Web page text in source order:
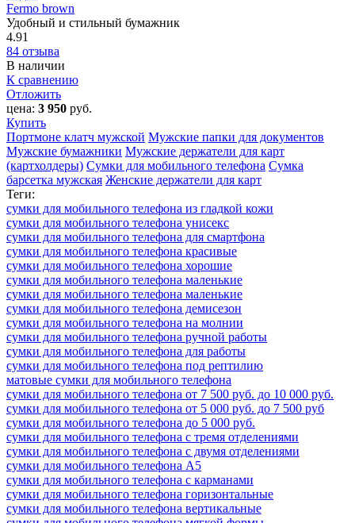
Fermo brown
Удобный и стильный бумажник
4.91
84 отзыва
В наличии
К сравнению
Отложить
цена: 3 950 руб.
Купить
Портмоне клатч мужской Мужские папки для документов
Мужские бумажники Мужские держатели для карт
(картхолдеры) Сумки для мобильного телефона Сумка
барсетка мужская Женские держатели для карт
Теги:
сумки для мобильного телефона из гладкой кожи
сумки для мобильного телефона унисекс
сумки для мобильного телефона для смартфона
сумки для мобильного телефона красивые
сумки для мобильного телефона хорошие
сумки для мобильного телефона маленькие
сумки для мобильного телефона маленькие
сумки для мобильного телефона демисезон
сумки для мобильного телефона на молнии
сумки для мобильного телефона ручной работы
сумки для мобильного телефона для работы
сумки для мобильного телефона под рептилию
матовые сумки для мобильного телефона
сумки для мобильного телефона от 7 500 руб. до 10 000 руб.
сумки для мобильного телефона от 5 000 руб. до 7 500 руб
сумки для мобильного телефона до 5 000 руб.
сумки для мобильного телефона с тремя отделениями
сумки для мобильного телефона с двумя отделениями
сумки для мобильного телефона А5
сумки для мобильного телефона с карманами
сумки для мобильного телефона горизонтальные
сумки для мобильного телефона вертикальные